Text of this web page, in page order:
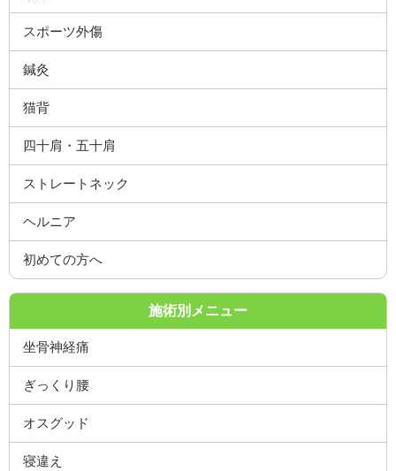
スポーツ外傷
鍼灸
猫背
四十肩・五十肩
ストレートネック
ヘルニア
初めての方へ
施術別メニュー
坐骨神経痛
ぎっくり腰
オスグッド
寝違え